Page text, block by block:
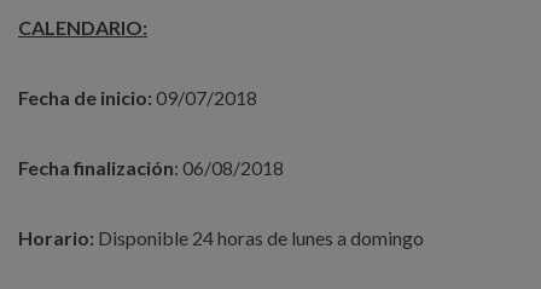
CALENDARIO:
Fecha de inicio: 09/07/2018
Fecha finalización: 06/08/2018
Horario: Disponible 24 horas de lunes a domingo